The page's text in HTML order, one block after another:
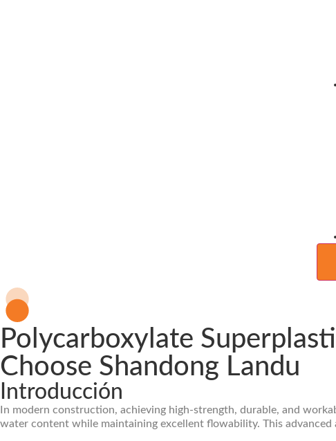
Polycarboxylate
Choose Shandong Landu
Introducción
In modern construction, achieving high-strength, durable, and
water content while maintaining excellent flowability. This